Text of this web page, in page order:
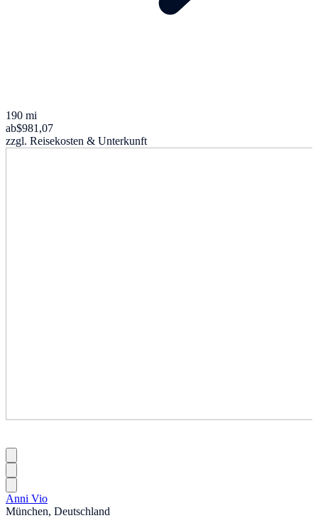
190 mi
ab$981,07
zzgl. Reisekosten & Unterkunft
Anni Vio
München, Deutschland